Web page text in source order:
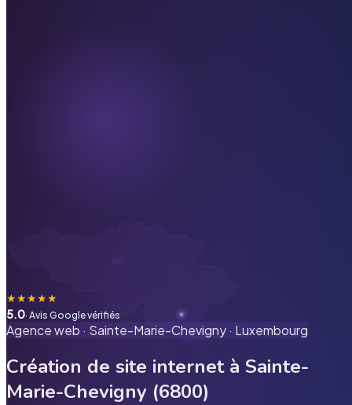
★★★★★
5.0· Avis Google vérifiés
Agence web · Sainte-Marie-Chevigny· Luxembourg
Création de site internet à Sainte-
Marie-Chevigny (6800)